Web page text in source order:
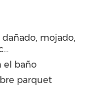
mojado,
el baño
parquet